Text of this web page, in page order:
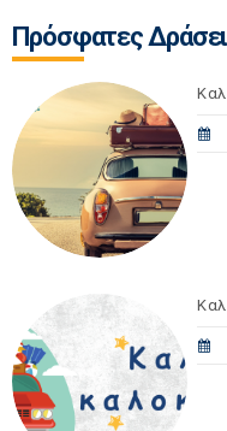
Πρόσφατες